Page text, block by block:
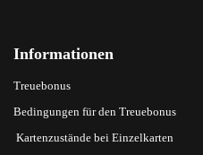
Informationen
Treuebonus
Bedingungen für den Treuebonus
Kartenzustände bei Einzelkarten